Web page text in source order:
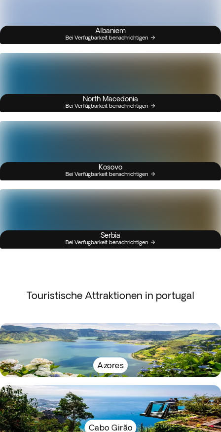
Albaniem
Bei Verfügbarkeit benachrichtigen
North Macedonia
Bei Verfügbarkeit benachrichtigen
Kosovo
Bei Verfügbarkeit benachrichtigen
Serbia
Bei Verfügbarkeit benachrichtigen
Touristische Attraktionen in portugal
Azores
Cabo Girão